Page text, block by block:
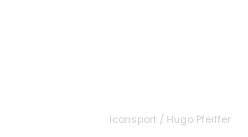
Iconsport / Hugo Pfeiffer